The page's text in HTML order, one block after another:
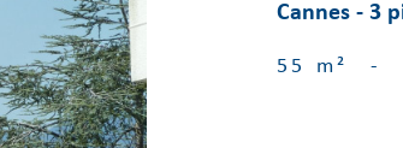
Cannes - 3
55 m² -